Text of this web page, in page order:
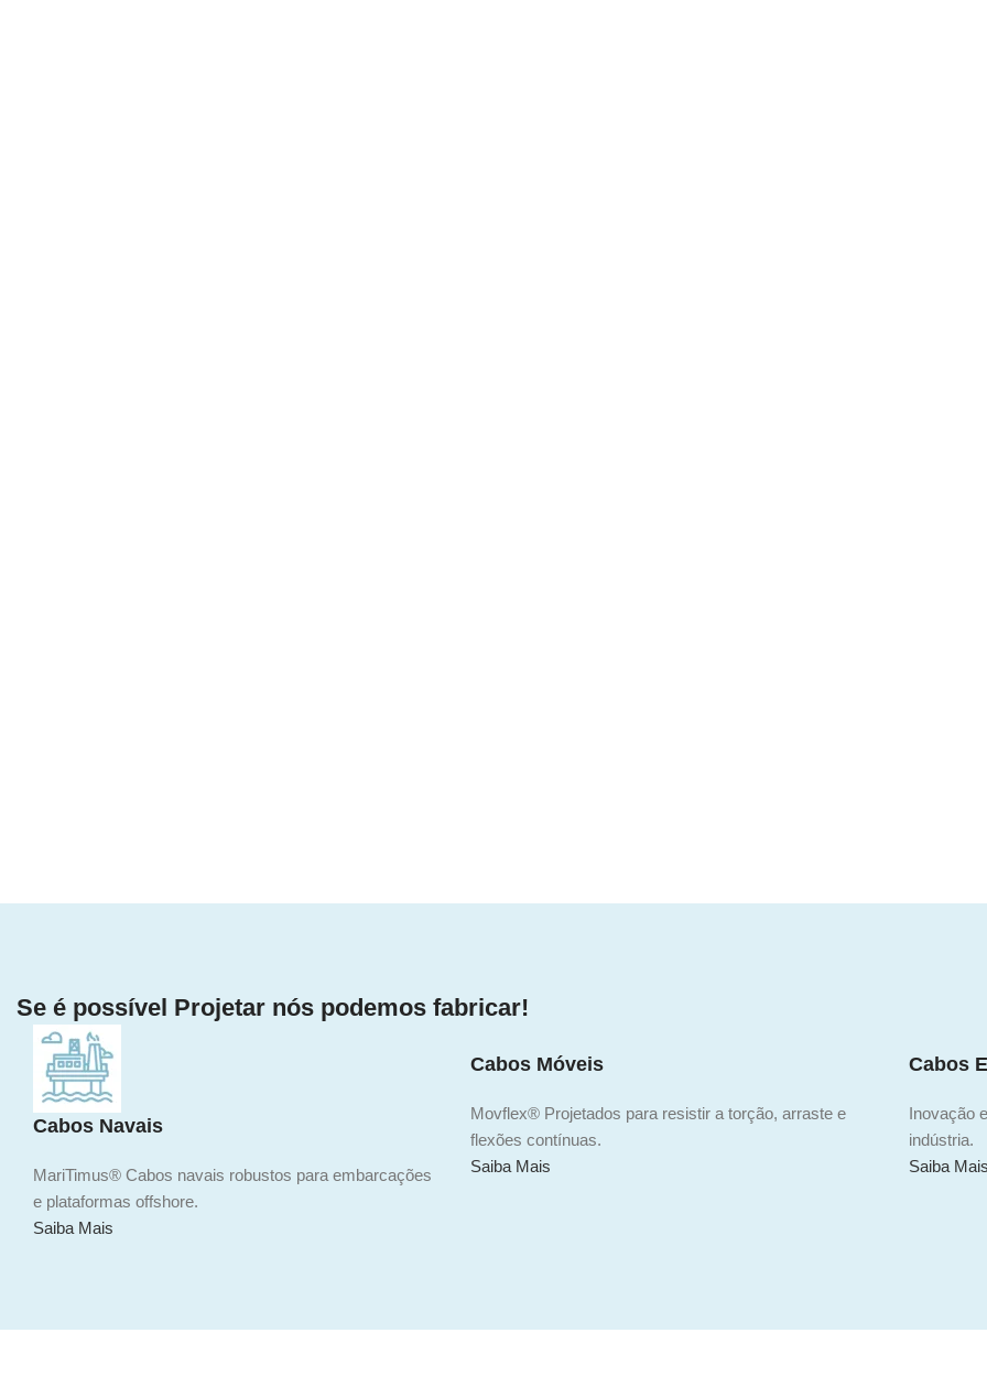
Se é possível Projetar nós podemos fabricar!
Cabos Navais
MariTimus® Cabos navais robustos para embarcações
e plataformas offshore.
Saiba Mais
Cabos Móveis
Movflex® Projetados para resistir a torção, arraste e
flexões contínuas.
Saiba Mais
Cabos
Inovação
indústria.
Saiba